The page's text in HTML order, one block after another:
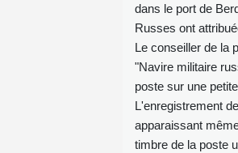
dans le port de
Russes ont
Le conseiller de la
"Navire militaire
poste sur une
L'enregistrement
apparaissant
timbre de la poste